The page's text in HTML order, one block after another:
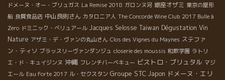
ドメーヌ・オー・ブリュガス La Remise 2018 ガロンヌ河 銀座オザミ 東京の屋形
船 良質食品店 中山良則さん カタロニア人 The Concorde Wine Club 2017 Bulle à
Zero ドミニック・べリュアール Jacques Selosse Taiwan Dégustation Vin
Nature アザミ・デ・ヴァンの丸山さん Clos des Vignes du Maynes ステファ
ン・ティソ ブラッスリーヴァンダンジュ closerie des moussis 和飲学園 ラトリ
エ・ド・キュイジンヌ 沖縄 フレンチバーベキュー ビストロ・ブリュタル マジ
エール Eau Forte 2017 ル・セクスタン Groupe STC Japon ドメーヌ・エリ